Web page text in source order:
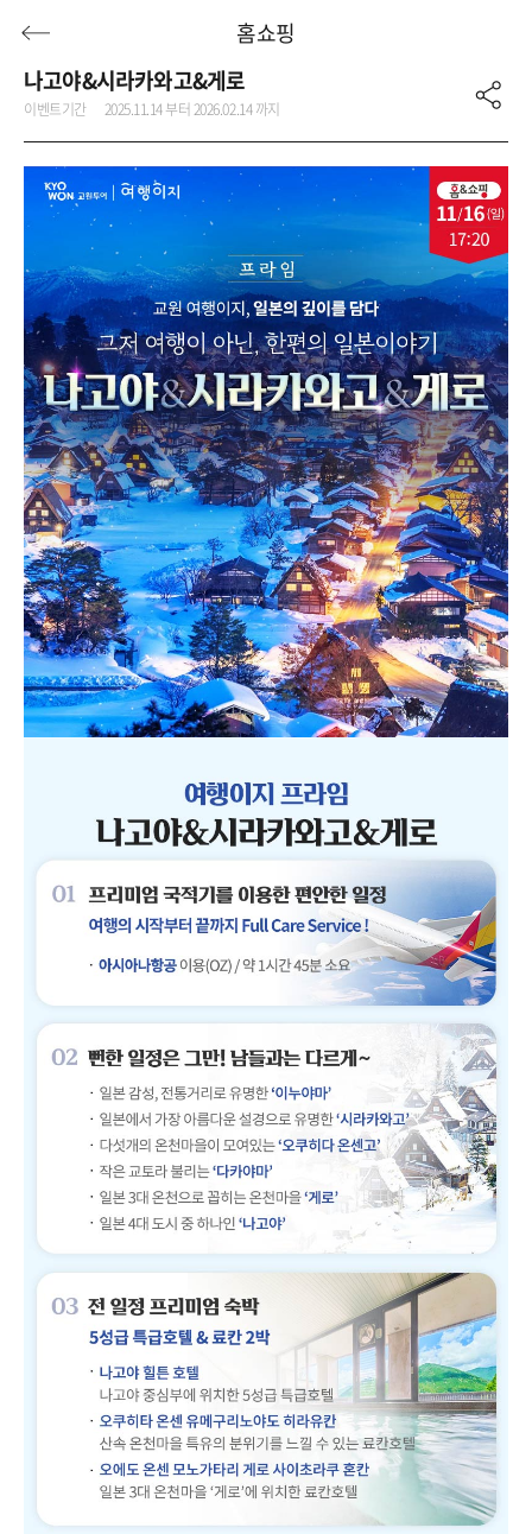
허니문 기획전/홈쇼핑 이벤트/혜택
투어플랜
여행혜택+
허니문 투어플랜/라이프 기업/단체
홈쇼핑
나고야&시라카와고&게로
이벤트기간 2025.11.14 부터 2026.02.14 까지